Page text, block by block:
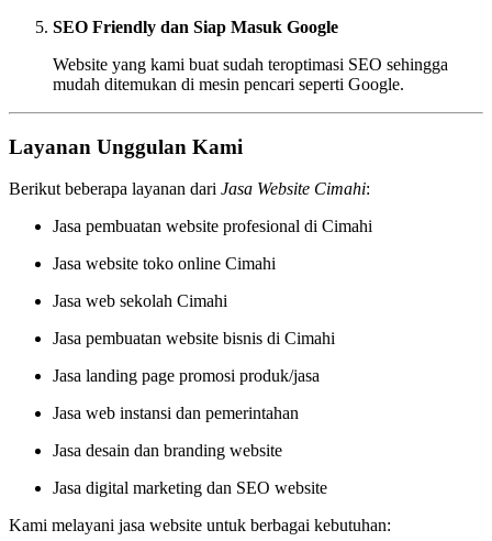
SEO Friendly dan Siap Masuk Google
Website yang kami buat sudah teroptimasi SEO sehingga
mudah ditemukan di mesin pencari seperti Google.
Layanan Unggulan Kami
Berikut beberapa layanan dari Jasa Website Cimahi:
Jasa pembuatan website profesional di Cimahi
Jasa website toko online Cimahi
Jasa web sekolah Cimahi
Jasa pembuatan website bisnis di Cimahi
Jasa landing page promosi produk/jasa
Jasa web instansi dan pemerintahan
Jasa desain dan branding website
Jasa digital marketing dan SEO website
Kami melayani jasa website untuk berbagai kebutuhan: